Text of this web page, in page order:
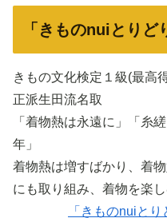
「きものnuiとりど
きもの文化検定１級(最高
正派生田流名取
「着物熱は永遠に」「糸
年」
着物熱は増すばかり、着
にも取り組み、着物を楽
「きものnuiと